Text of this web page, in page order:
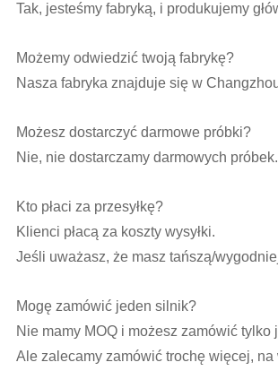
Tak, jesteśmy fabryką, i produkujemy
Możemy odwiedzić twoją fabrykę?
Nasza fabryka znajduje się w
Możesz dostarczyć darmowe próbki?
Nie, nie dostarczamy darmowych próbek.
Kto płaci za przesyłkę?
Klienci płacą za koszty wysyłki.
Jeśli uważasz, że masz tańszą/
Mogę zamówić jeden silnik?
Nie mamy MOQ i możesz zamówić tylko
Ale zalecamy zamówić trochę więcej,